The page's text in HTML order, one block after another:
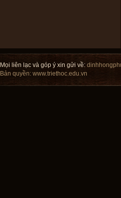
Mọi liên lạc và góp ý xin gửi về:
Bản quyền: www.triethoc.edu.vn